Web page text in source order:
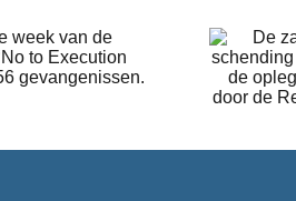
schending van het
vonnis tot de
oplegging van de
Revolutionaire